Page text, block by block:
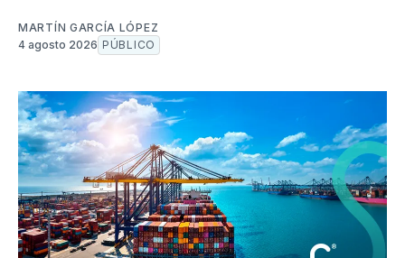
MARTÍN GARCÍA LÓPEZ
4 agosto 2026 PÚBLICO